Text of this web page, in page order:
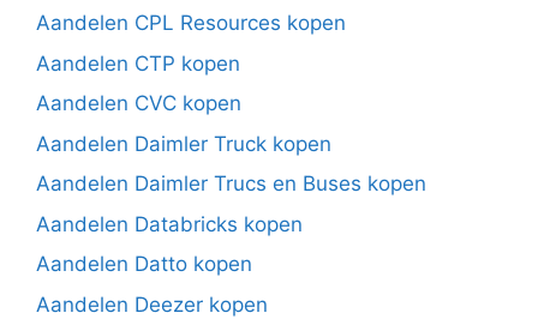
Aandelen CPL Resources kopen
Aandelen CTP kopen
Aandelen CVC kopen
Aandelen Daimler Truck kopen
Aandelen Daimler Trucs en Buses kopen
Aandelen Databricks kopen
Aandelen Datto kopen
Aandelen Deezer kopen